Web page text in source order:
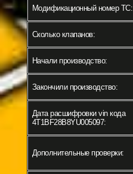
Модификационный номер ТС:
Сколько клапанов:
Начали производство:
Закончили производство:
Дата расшифровки vin кода
4T1BF28B8YU005097:
Дополнительные проверки: